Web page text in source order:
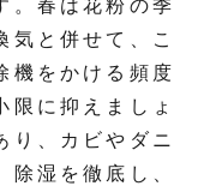
。春は花粉の季
気と併せて、こ
機をかける頻度
限に抑えましょ
り、カビやダニ
除湿を徹底し、